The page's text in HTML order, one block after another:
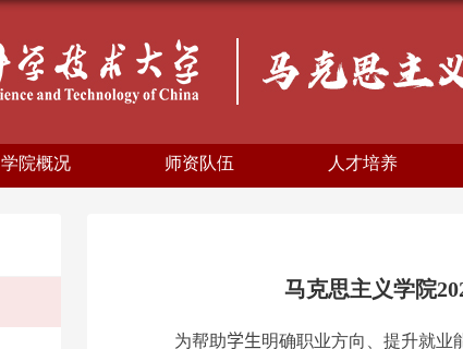
学院概况 师资队伍 人才培养
马克思主义学院
为帮助学生明确职业方向、提升就业